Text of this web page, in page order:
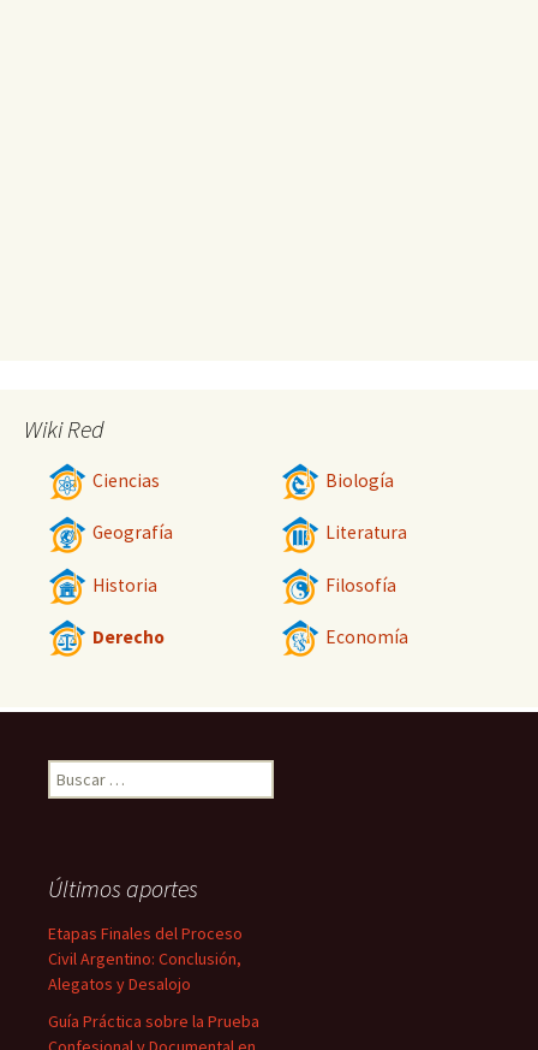
Wiki Red
Ciencias Biología
Geografía Literatura
Historia Filosofía
Derecho Economía
Buscar:
Últimos aportes
Etapas Finales del Proceso
Civil Argentino: Conclusión,
Alegatos y Desalojo
Guía Práctica sobre la Prueba